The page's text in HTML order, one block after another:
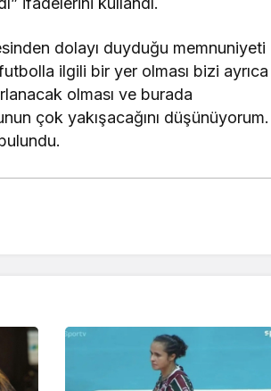
dolayı duyduğu memnuniyeti
ilgili bir yer olması bizi ayrıca
olması ve burada
çok yakışacağını düşünüyorum.